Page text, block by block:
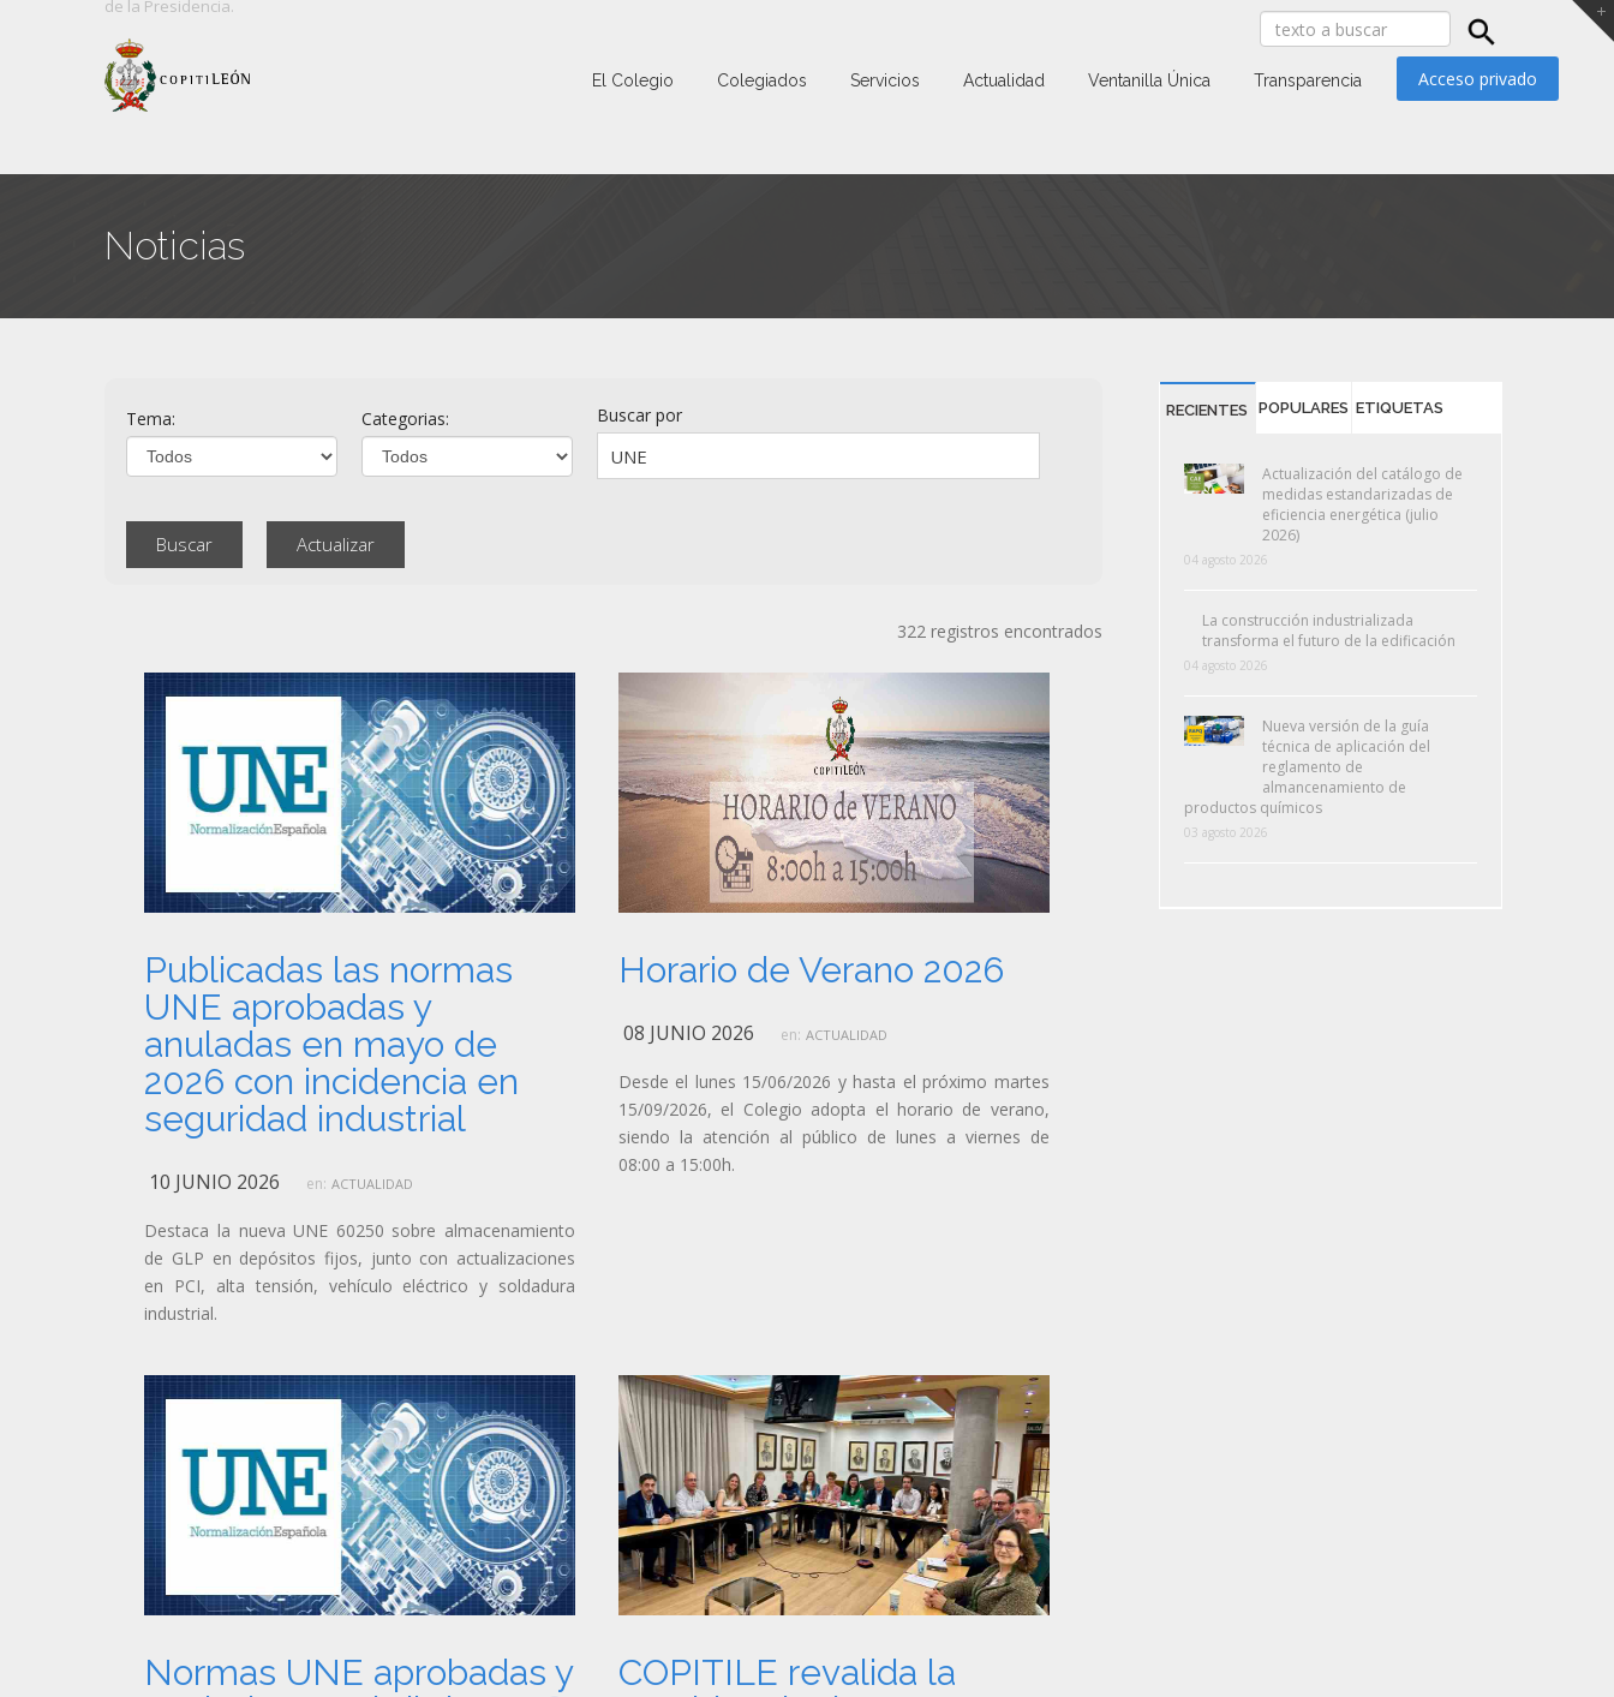
de la Presidencia.
El Colegio Colegiados Servicios Actualidad Ventanilla Única Transparencia Acceso privado
Noticias
Tema: Categorias: Buscar por
322 registros encontrados
Publicadas las normas
UNE aprobadas y
anuladas en mayo de
2026 con incidencia en
seguridad industrial
10 JUNIO 2026 en: ACTUALIDAD
Destaca la nueva UNE 60250 sobre almacenamiento
de GLP en depósitos fijos, junto con actualizaciones
en PCI, alta tensión, vehículo eléctrico y soldadura
industrial.
Horario de Verano 2026
08 JUNIO 2026 en: ACTUALIDAD
Desde el lunes 15/06/2026 y hasta el próximo martes
15/09/2026, el Colegio adopta el horario de verano,
siendo la atención al público de lunes a viernes de
08:00 a 15:00h.
Normas UNE aprobadas y
COPITILE revalida la
RECIENTES POPULARES ETIQUETAS
Actualización del catálogo de
medidas estandarizadas de
eficiencia energética (julio
2026)
04 agosto 2026
La construcción industrializada
transforma el futuro de la edificación
04 agosto 2026
Nueva versión de la guía
técnica de aplicación del
reglamento de
almancenamiento de
productos químicos
03 agosto 2026